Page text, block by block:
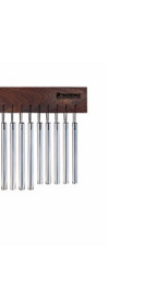
パーカッション
電子ピアノ